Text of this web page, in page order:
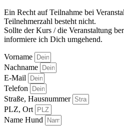
Ein Recht auf Teilnahme bei
Teilnehmerzahl besteht nicht.
Sollte der Kurs / die Veranstaltung
informiere ich Dich umgehend.
Vorname
Nachname
E-Mail
Telefon
Straße, Hausnummer
PLZ, Ort
Name Hund